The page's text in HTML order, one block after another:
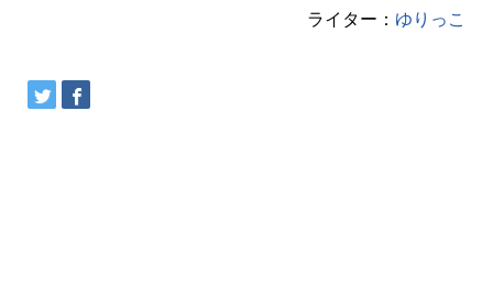
ライター： ゆりっこ